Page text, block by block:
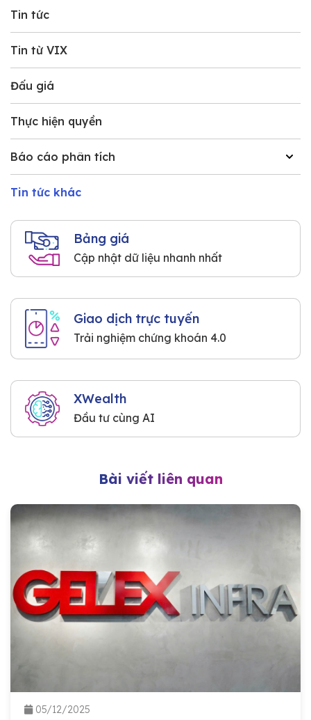
Tin tức
Tin từ VIX
Đấu giá
Thực hiện quyền
Báo cáo phân tích
Tin tức khác
Bảng giá
Cập nhật dữ liệu nhanh nhất
Giao dịch trực tuyến
Trải nghiệm chứng khoán 4.0
XWealth
Đầu tư cùng AI
Bài viết liên quan
05/12/2025